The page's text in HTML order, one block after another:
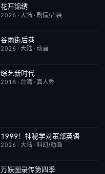
更新至第4集
花开锦绣
2026 · 大陆 · 剧情/古装
更新至第4集
谷雨街后巷
2026 · 大陆 · 动画
本周更新
综艺新时代
2018 · 台湾 · 真人秀
更新至第3集 10.0
1999！神秘学对策部英语
2026 · 大陆 · 科幻/动画
完结
万妖图录传第四季